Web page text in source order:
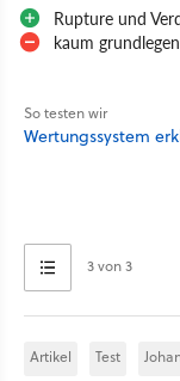
Rupture und
kaum
So testen wir
Wertungssystem
3 von 3
Artikel Test